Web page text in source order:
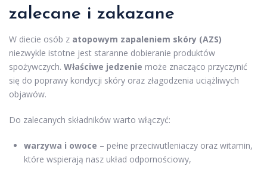
zalecane i zakazane
W diecie osób z atopowym zapaleniem skóry (AZS)
niezwykle istotne jest staranne dobieranie produktów
spożywczych. Właściwe jedzenie może znacząco przyczynić
się do poprawy kondycji skóry oraz złagodzenia uciążliwych
objawów.
Do zalecanych składników warto włączyć:
warzywa i owoce – pełne przeciwutleniaczy oraz witamin,
które wspierają nasz układ odpornościowy,